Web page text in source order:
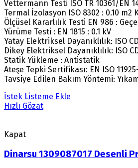
Vettermann Testi ISO TR 10361/EN
Termal İzolasyon ISO 8302 : 0.10 m2
Ölçüsel Kararlılık Testi EN 986 :
Yürüme Testi : EN 1815 : 0.1 kV
Yatay Elektriksel Dayanıklılık: ISO
Dikey Elektriksel Dayanıklılık: ISO
Statik Yükleme : Antistatik
Ateşe Tepki Sertifikası: EN ISO
Tavsiye Edilen Bakım Yöntemi:
İstek Listeme Ekle
Hızlı Gözat
Kapat
Dinarsu 1309087017 Desenli